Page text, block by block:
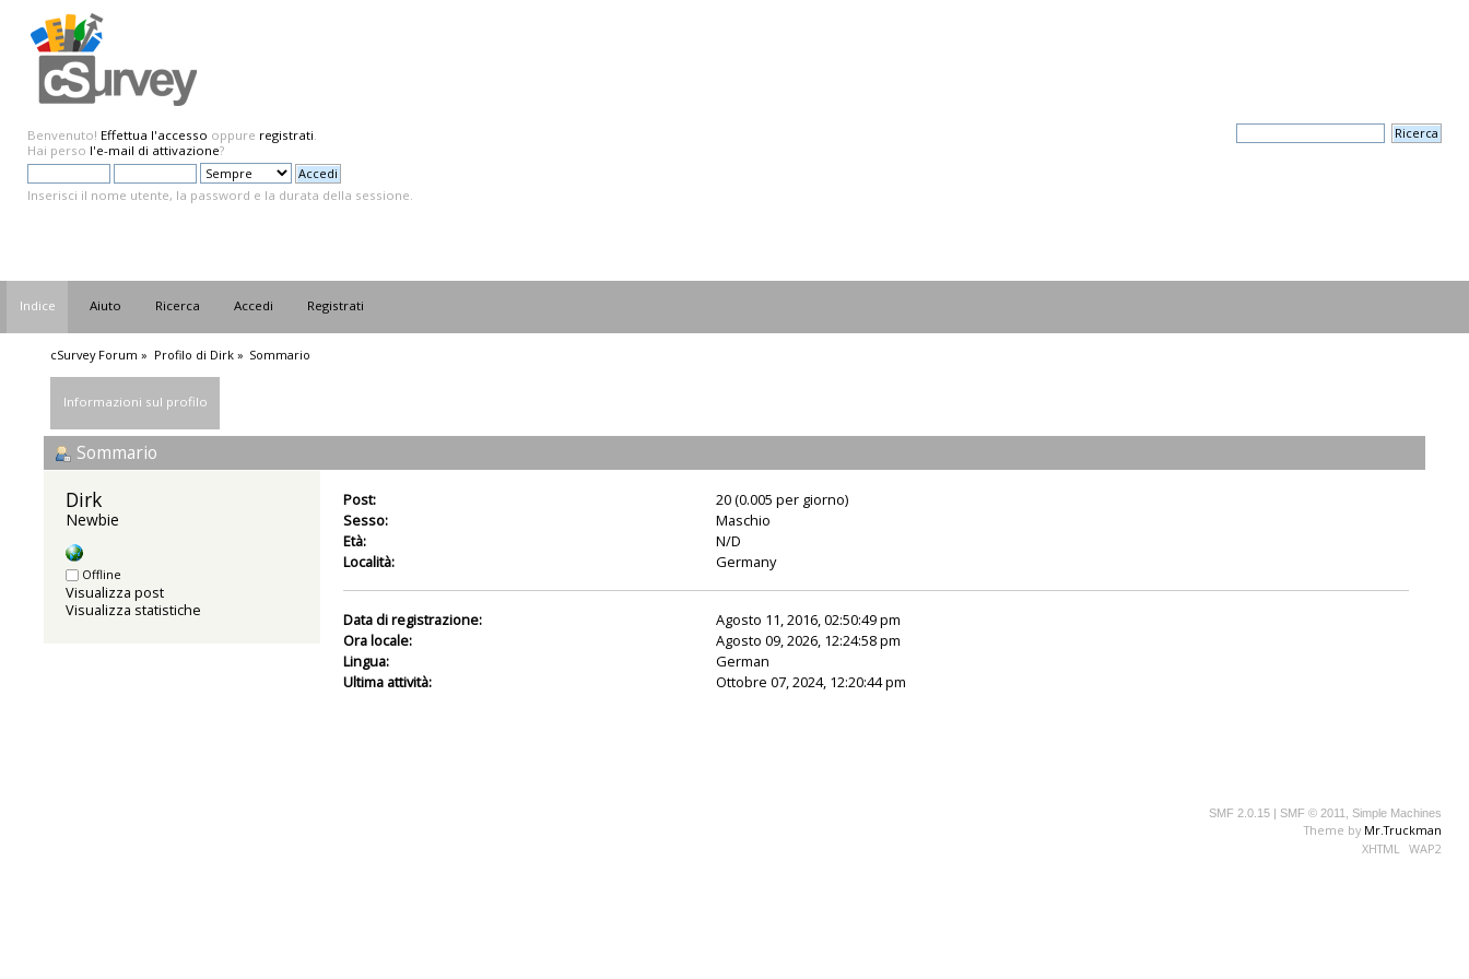
Benvenuto! Effettua l'accesso oppure registrati.
Hai perso l'e-mail di attivazione?
Inserisci il nome utente, la password e la durata della sessione.
Indice Aiuto Ricerca Accedi Registrati
cSurvey Forum » Profilo di Dirk» Sommario
Informazioni sul profilo
Sommario
Dirk
Newbie
Offline
Visualizza post
Visualizza statistiche
Post:
20 (0.005 per giorno)
Sesso:
Maschio
Età:
N/D
Località:
Germany
Data di registrazione:
Agosto 11, 2016, 02:50:49 pm
Ora locale:
Agosto 09, 2026, 12:24:58 pm
Lingua:
German
Ultima attività:
Ottobre 07, 2024, 12:20:44 pm
SMF 2.0.15 | SMF © 2011 Simple Machines
Theme by Mr.Truckman
XHTML
WAP2